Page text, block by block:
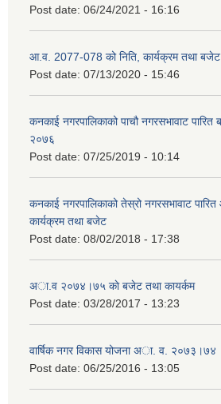
Post date: 06/24/2021 - 16:16
आ.व. 2077-078 को निति, कार्यक्रम तथा बजेट
Post date: 07/13/2020 - 15:46
कनकाई नगरपालिकाको पाचौ नगरसभावाट पारित
२०७६
Post date: 07/25/2019 - 10:14
कनकाई नगरपालिकाको तेस्रो नगरसभावाट
कार्यक्रम तथा बजेट
Post date: 08/02/2018 - 17:38
अा.व २०७४।७५ काे बजेट तथा कायर्कम
Post date: 03/28/2017 - 13:23
वार्षिक नगर विकास योजना अा. व. २०७३।७४
Post date: 06/25/2016 - 13:05